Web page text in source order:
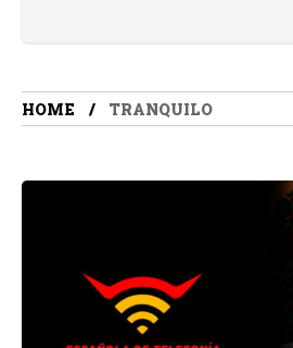
HOME TRANQUILO